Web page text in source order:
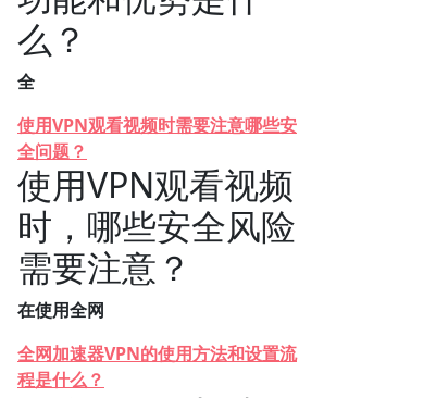
么？
全
使用VPN观看视频时需要注意哪些安
全问题？
使用VPN观看视频
时，哪些安全风险
需要注意？
在使用全网
全网加速器VPN的使用方法和设置流
程是什么？